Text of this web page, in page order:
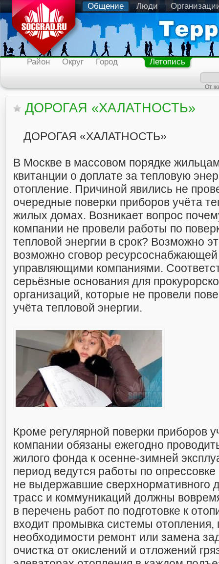
Общение Люди
Район Округ Город Летопись
От
ДОРОГАЯ «ХАЛАТНОСТЬ»
ДОРОГАЯ «ХАЛАТНОСТЬ»
В Москве в массовом порядке
квитанции о доплате за тепловую
отопление. Причиной явились не
очередные поверки приборов учёта
жилых домах. Возникает вопрос
компании не провели работы по
тепловой энергии в срок? Возможно
возможно сговор ресурсоснабжающей
управляющими компаниями.
серьёзные основания для
организаций, которые не провели
учёта тепловой энергии.
Кроме регулярной поверки приборов
компании обязаны ежегодно
жилого фонда к осенне-зимней
период ведутся работы по
не выдержавшие сверхнормативного
трасс и коммуникаций должны
в перечень работ по подготовке к
входит промывка системы отопления,
необходимости ремонт или замена
очистка от окислений и отложений